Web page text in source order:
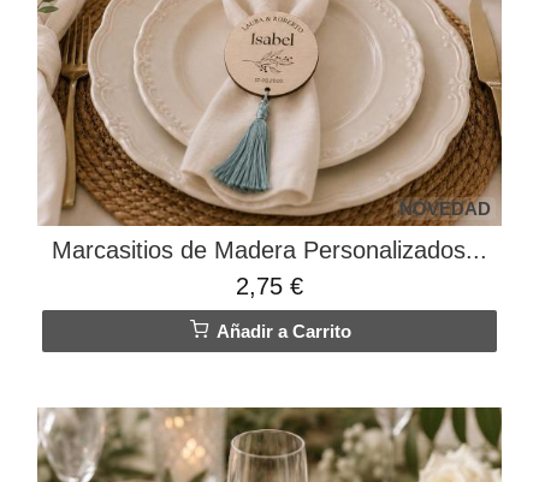
NOVEDAD
Marcasitios de Madera Personalizados...
2,75 €
Añadir a Carrito